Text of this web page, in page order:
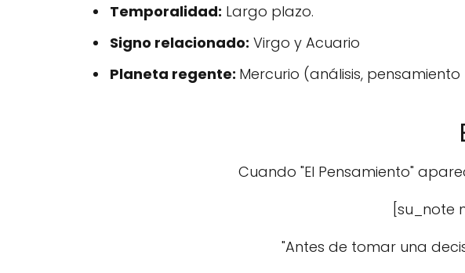
Temporalidad: Largo plazo.
Signo relacionado: Virgo y Acuario
Planeta regente: Mercurio (análisis,
Cuando "El Pensamiento"
[su_note
"Antes de tomar una